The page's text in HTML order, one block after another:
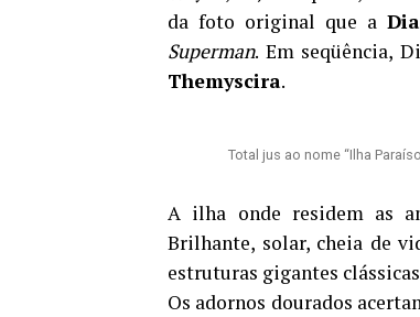
da foto original que a
Superman. Em seqüência,
Themyscira.
Total jus ao nome “Ilha
A ilha onde residem as
Brilhante, solar, cheia de
estruturas gigantes
Os adornos dourados